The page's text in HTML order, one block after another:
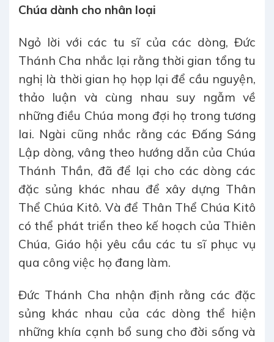
Chúa dành cho nhân loại
Ngỏ lời với các tu sĩ của các dòng, Đức
Thánh Cha nhắc lại rằng thời gian tổng tu
nghị là thời gian họ họp lại để cầu nguyện,
thảo luận và cùng nhau suy ngẫm về
những điều Chúa mong đợi họ trong tương
lai. Ngài cũng nhắc rằng các Đấng Sáng
Lập dòng, vâng theo hướng dẫn của Chúa
Thánh Thần, đã để lại cho các dòng các
đặc sủng khác nhau để xây dựng Thân
Thể Chúa Kitô. Và để Thân Thể Chúa Kitô
có thể phát triển theo kế hoạch của Thiên
Chúa, Giáo hội yêu cầu các tu sĩ phục vụ
qua công việc họ đang làm.
Đức Thánh Cha nhận định rằng các đặc
sủng khác nhau của các dòng thể hiện
những khía cạnh bổ sung cho đời sống và